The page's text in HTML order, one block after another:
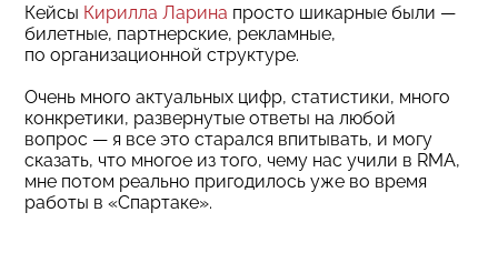
Кейсы Кирилла Ларина просто шикарные были —
билетные, партнерские, рекламные,
по организационной структуре.
Очень много актуальных цифр, статистики, много
конкретики, развернутые ответы на любой
вопрос — я все это старался впитывать, и могу
сказать, что многое из того, чему нас учили в RMA,
мне потом реально пригодилось уже во время
работы в «Спартаке».